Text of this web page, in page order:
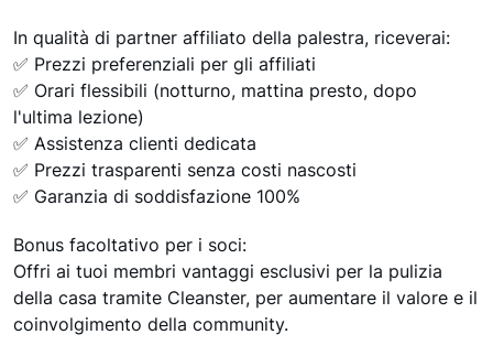
In qualità di partner affiliato della palestra, riceverai:
✅ Prezzi preferenziali per gli affiliati
✅ Orari flessibili (notturno, mattina presto, dopo
l'ultima lezione)
✅ Assistenza clienti dedicata
✅ Prezzi trasparenti senza costi nascosti
✅ Garanzia di soddisfazione 100%
Bonus facoltativo per i soci:
Offri ai tuoi membri vantaggi esclusivi per la pulizia
della casa tramite Cleanster, per aumentare il valore e il
coinvolgimento della community.